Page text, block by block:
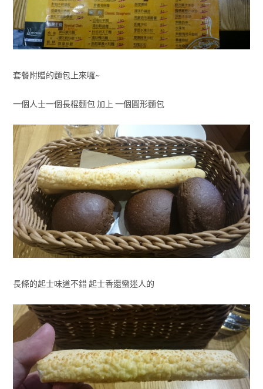
套餐附贈的麵包上來囉~
一個人士一個長棍麵包 加上 一個圓形麵包
長條的起士味道不錯 起士香還蠻迷人的